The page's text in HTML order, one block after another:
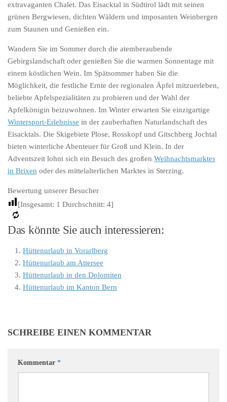
extravaganten Chalet. Das Eisacktal in Südtirol lädt mit seinen
grünen Bergwiesen, dichten Wäldern und imposanten Weinbergen
zum Staunen und Genießen ein.
Wandern Sie im Sommer durch die atemberaubende
Gebirgslandschaft oder genießen Sie die warmen Sonnentage mit
einem köstlichen Wein. Im Spätsommer haben Sie die
Möglichkeit, die festliche Ernte der regionalen Äpfel mitzuerleben,
beliebte Apfelspezialitäten zu probieren und der Wahl der
Apfelkönigin beizuwohnen. Im Winter erwarten Sie einzigartige
Wintersport-Erlebnisse in der zauberhaften Naturlandschaft des
Eisacktals. Die Skigebiete Plose, Rosskopf und Gitschberg Jochtal
bieten winterliche Abenteuer für Groß und Klein. In der
Adventszeit lohnt sich ein Besuch des großen Weihnachtsmarktes
in Brixen oder des mittelalterlichen Marktes in Sterzing.
Bewertung unserer Besucher
[Insgesamt: 1 Durchschnitt: 4]
Das könnte Sie auch interessieren:
Hüttenurlaub in Vorarlberg
Hüttenurlaub am Attersee
Hüttenurlaub in den Dolomiten
Hüttenurlaub im Kanton Bern
SCHREIBE EINEN KOMMENTAR
Kommentar *